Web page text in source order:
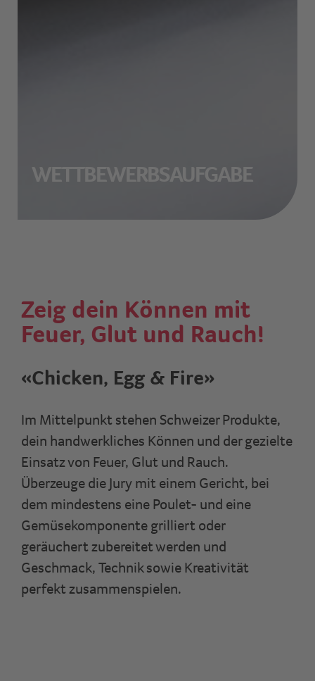
WETTBEWERBSAUFGABE
Zeig dein Können mit
Feuer, Glut und Rauch!
«Chicken, Egg & Fire»
Im Mittelpunkt stehen Schweizer Produkte,
dein handwerkliches Können und der gezielte
Einsatz von Feuer, Glut und Rauch.
Überzeuge die Jury mit einem Gericht, bei
dem mindestens eine Poulet- und eine
Gemüsekomponente grilliert oder
geräuchert zubereitet werden und
Geschmack, Technik sowie Kreativität
perfekt zusammenspielen.